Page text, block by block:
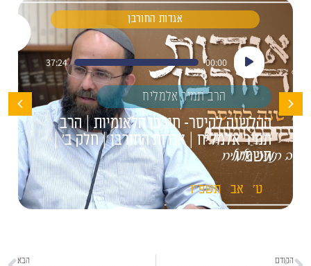
אגדות החורבן
נגן
אודיו
00:00
37:24
הרב תמיר אלמליח
ההלשנה לקיסר- חורבן הלאומיות | הרב
תמיר אלמליח | אגדות החורבן | חלק ב' |
תשפ"ו
ט' אב תשפ"ו
הקודם הבא